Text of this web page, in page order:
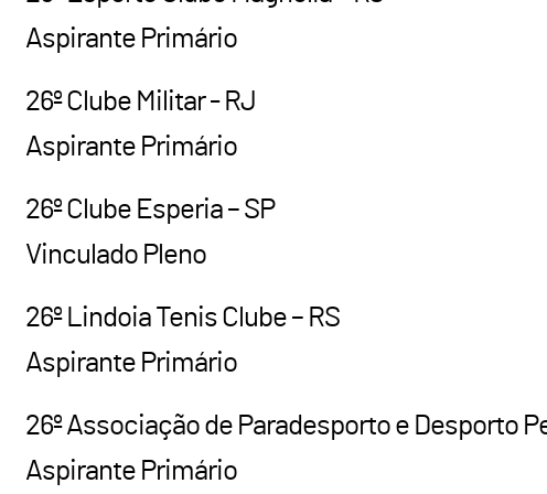
Aspirante Primário
26º Clube Militar - RJ
Aspirante Primário
26º Clube Esperia – SP
Vinculado Pleno
26º Lindoia Tenis Clube – RS
Aspirante Primário
26º Associação de Paradesporto e Desporto
Aspirante Primário